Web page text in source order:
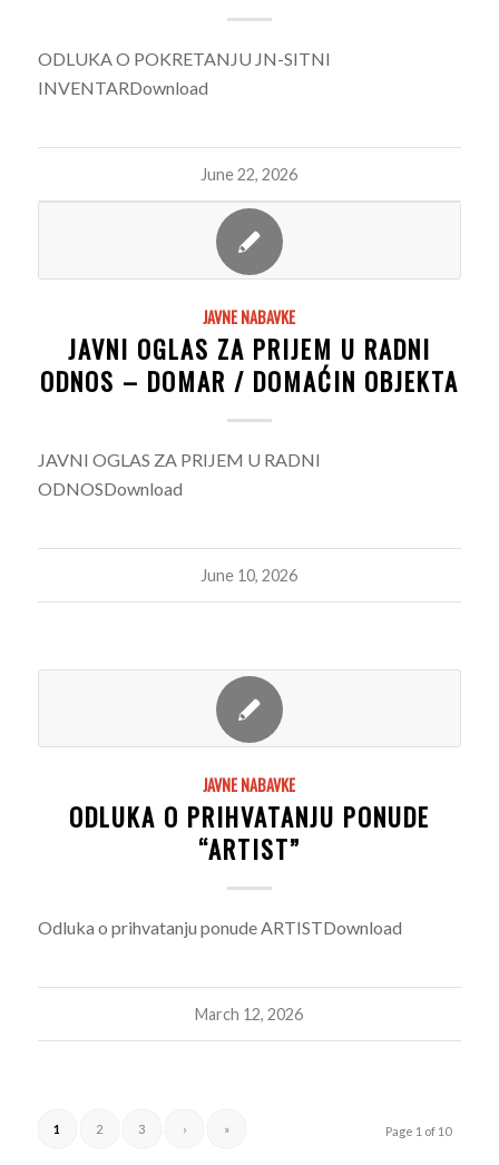
ODLUKA O POKRETANJU JN-SITNI
INVENTARDownload
June 22, 2026
JAVNE NABAVKE
JAVNI OGLAS ZA PRIJEM U RADNI
ODNOS – DOMAR / DOMAĆIN OBJEKTA
JAVNI OGLAS ZA PRIJEM U RADNI
ODNOSDownload
June 10, 2026
JAVNE NABAVKE
ODLUKA O PRIHVATANJU PONUDE
“ARTIST”
Odluka o prihvatanju ponude ARTISTDownload
March 12, 2026
Page 1 of 10
1 2 3 › »